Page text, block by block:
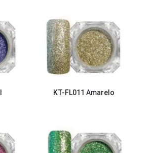
KT-FL011 Amarelo